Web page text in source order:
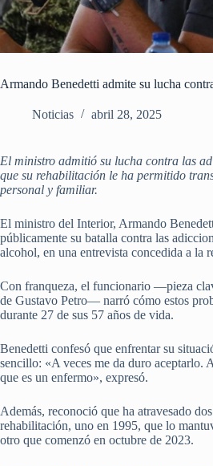
Armando Benedetti admite su lucha
Noticias abril 28, 2025
El ministro admitió su lucha contra las
que su rehabilitación le ha permitido
personal y familiar.
El ministro del Interior, Armando
públicamente su batalla contra las
alcohol, en una entrevista concedida a la
Con franqueza, el funcionario —pieza
de Gustavo Petro— narró cómo estos
durante 27 de sus 57 años de vida.
Benedetti confesó que enfrentar su
sencillo: «A veces me da duro aceptarlo.
que es un enfermo», expresó.
Además, reconoció que ha atravesado
rehabilitación, uno en 1995, que lo
otro que comenzó en octubre de 2023.